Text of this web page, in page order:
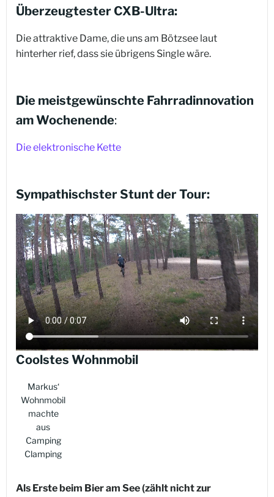
Überzeugtester CXB-Ultra:
Die attraktive Dame, die uns am Bötzsee laut
hinterher rief, dass sie übrigens Single wäre.
Die meistgewünschte Fahrradinnovation
am Wochenende:
Die elektronische Kette
Sympathischster Stunt der Tour:
Coolstes Wohnmobil
Markus‘
Wohnmobil
machte
aus
Camping
Clamping
Als Erste beim Bier am See (zählt nicht zur